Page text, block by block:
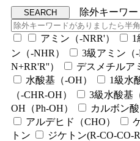
除外キーワー
アミン（-NRR'） 1
ン（-NHR）
3級アミン（-
N+RR'R''）
デスメチルア
水酸基（-OH）
1級水
（-CHR-OH）
3級水酸基
OH（Ph-OH）
カルボン酸
アルデヒド（CHO）
トン
ジケトン(R-CO-CO-